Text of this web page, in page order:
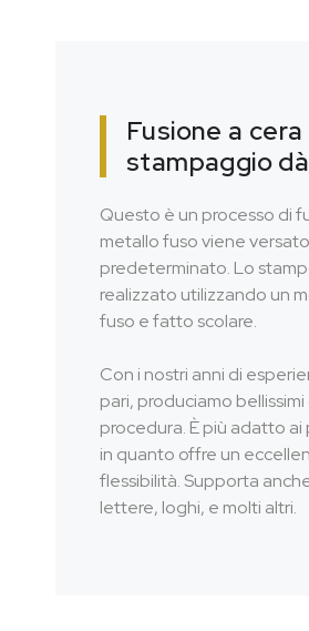
Fusione a
stampaggio
Questo è un processo di
metallo fuso viene
predeterminato. Lo
realizzato utilizzando un
fuso e fatto scolare.
Con i nostri anni di
pari, produciamo
procedura. È più adatto
in quanto offre un
flessibilità. Supporta
lettere, loghi, e molti altri.